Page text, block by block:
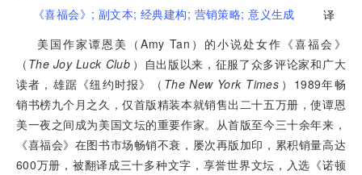
《喜福会》; 副文本;经典建构; 营销策略;意义生成
译
美国作家谭恩美（Amy Tan）的小说处女作《喜福会》
（ The Joy Luck Club ）自出版以来，征服了众多评论家和广大
读者，雄踞《纽约时报》（ The New York Times ）1989年畅
销书榜九个月之久，仅首版精装本就销售出二十五万册，使谭恩
美一夜之间成为美国文坛的重要作家。从首版至今三十余年来，
《喜福会》在图书市场畅销不衰，屡次再版加印，累积销量高达
600万册，被翻译成三十多种文字，享誉世界文坛，入选《诺顿